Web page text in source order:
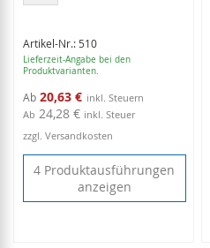
Artikel-Nr.: 510
Lieferzeit-Angabe bei den
Produktvarianten.
Ab 20,63 €
Ab 24,28 € inkl. Steuer
zzgl. Versandkosten
4 Produktausführungen
anzeigen